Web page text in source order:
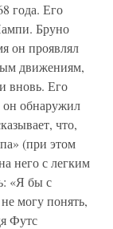
года. Его
Бруно
он проявлял
движениям,
вновь. Его
он обнаружил
что,
(при этом
него с легким
«Я бы с
могу понять,
Футс